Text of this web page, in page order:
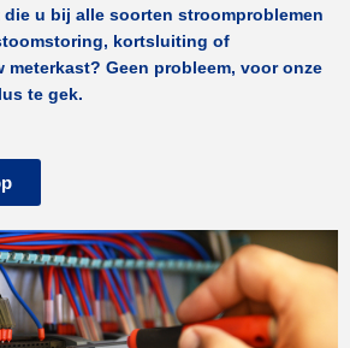
u bij alle soorten stroomproblemen
kortsluiting of
meterkast? Geen probleem, voor onze
te gek.